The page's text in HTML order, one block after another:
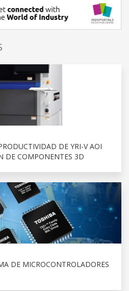
DE YRI-V AOI
DE COMPONENTES 3D
DE MICROCONTROLADORES